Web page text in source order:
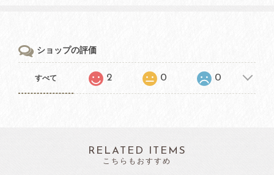
ショップの評価
すべて 2 0 0
RELATED ITEMS
こちらもおすすめ